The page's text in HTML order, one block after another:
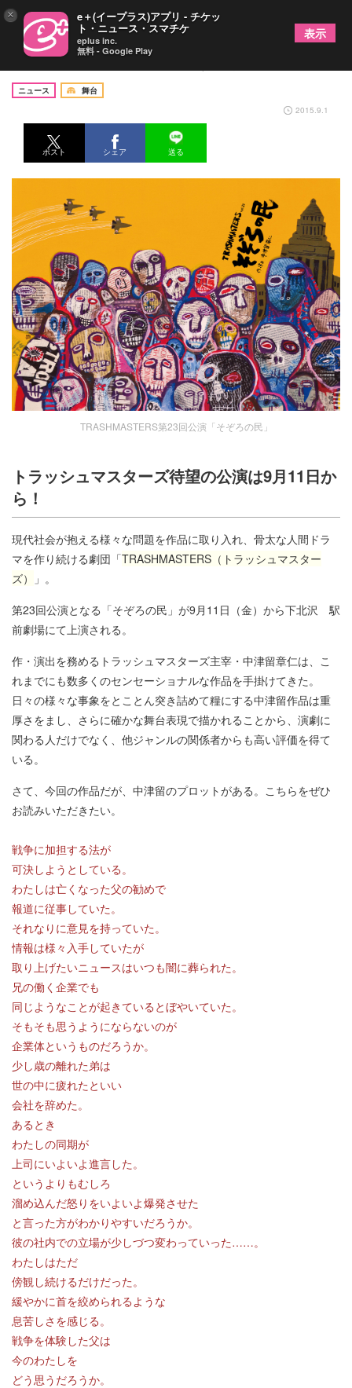
中津留章仁が幸福と尊厳を問う「そぞろの民」
ニュース
舞台
2015.9.1
ポスト シェア 送る
TRASHMASTERS第23回公演「そぞろの民」
トラッシュマスターズ待望の公演は9月11日か
ら！
現代社会が抱える様々な問題を作品に取り入れ、骨太な人間ドラ
マを作り続ける劇団「TRASHMASTERS（トラッシュマスター
ズ）
」。
第23回公演となる「そぞろの民」が9月11日（金）から下北沢 駅
前劇場にて上演される。
作・演出を務めるトラッシュマスターズ主宰・中津留章仁は、こ
れまでにも数多くのセンセーショナルな作品を手掛けてきた。
日々の様々な事象をとことん突き詰めて糧にする中津留作品は重
厚さをまし、さらに確かな舞台表現で描かれることから、演劇に
関わる人だけでなく、他ジャンルの関係者からも高い評価を得て
いる。
さて、今回の作品だが、中津留のプロットがある。こちらをぜひ
お読みいただきたい。
戦争に加担する法が
可決しようとしている。
わたしは亡くなった父の勧めで
報道に従事していた。
それなりに意見を持っていた。
情報は様々入手していたが
取り上げたいニュースはいつも闇に葬られた。
兄の働く企業でも
同じようなことが起きているとぼやいていた。
そもそも思うようにならないのが
企業体というものだろうか。
少し歳の離れた弟は
世の中に疲れたといい
会社を辞めた。
あるとき
わたしの同期が
上司にいよいよ進言した。
というよりもむしろ
溜め込んだ怒りをいよいよ爆発させた
と言った方がわかりやすいだろうか。
彼の社内での立場が少しづつ変わっていった……。
わたしはただ
傍観し続けるだけだった。
緩やかに首を絞められるような
息苦しさを感じる。
戦争を体験した父は
今のわたしを
どう思うだろうか。
× e＋(イープラス)アプリ - チケッ
ト・ニュース・スマチケ
eplus inc.
無料 - Google Play
表示